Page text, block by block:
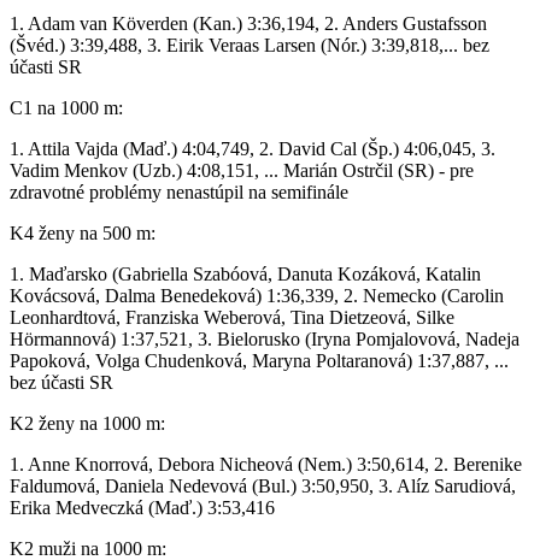
1. Adam van Köverden (Kan.) 3:36,194, 2. Anders Gustafsson
(Švéd.) 3:39,488, 3. Eirik Veraas Larsen (Nór.) 3:39,818,... bez
účasti SR
C1 na 1000 m:
1. Attila Vajda (Maď.) 4:04,749, 2. David Cal (Šp.) 4:06,045, 3.
Vadim Menkov (Uzb.) 4:08,151, ... Marián Ostrčil (SR) - pre
zdravotné problémy nenastúpil na semifinále
K4 ženy na 500 m:
1. Maďarsko (Gabriella Szabóová, Danuta Kozáková, Katalin
Kovácsová, Dalma Benedeková) 1:36,339, 2. Nemecko (Carolin
Leonhardtová, Franziska Weberová, Tina Dietzeová, Silke
Hörmannová) 1:37,521, 3. Bielorusko (Iryna Pomjalovová, Nadeja
Papoková, Volga Chudenková, Maryna Poltaranová) 1:37,887, ...
bez účasti SR
K2 ženy na 1000 m:
1. Anne Knorrová, Debora Nicheová (Nem.) 3:50,614, 2. Berenike
Faldumová, Daniela Nedevová (Bul.) 3:50,950, 3. Alíz Sarudiová,
Erika Medveczká (Maď.) 3:53,416
K2 muži na 1000 m: